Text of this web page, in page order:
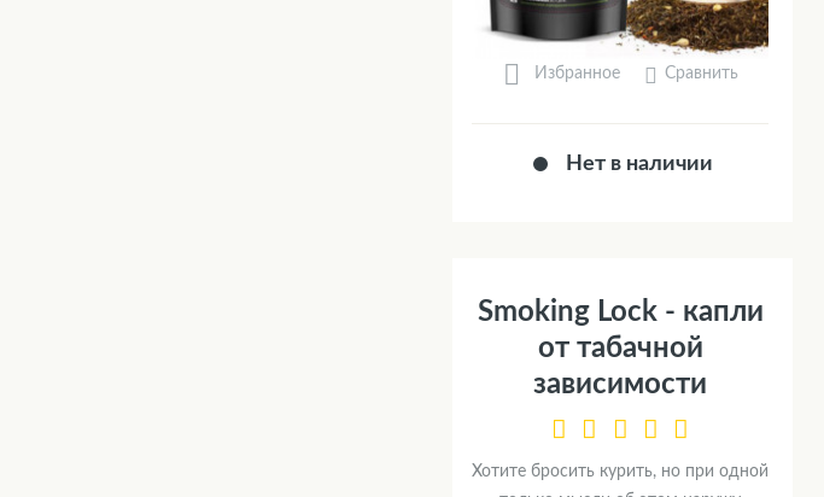
Избранное Сравнить
Нет в наличии
Smoking Lock - капли
от табачной
зависимости
Хотите бросить курить, но при одной